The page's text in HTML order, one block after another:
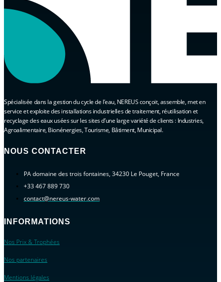
Spécialisée dans la gestion du cycle de l’eau, NEREUS conçoit, assemble, met en
service et exploite des installations industrielles de traitement, réutilisation et
recyclage des eaux usées sur les sites d’une large variété de clients : Industries,
Agroalimentaire, Bionénergies, Tourisme, Bâtiment, Municipal.
NOUS CONTACTER
PA domaine des trois fontaines, 34230 Le Pouget, France
+33 467 889 730
contact@nereus-water.com
INFORMATIONS
Nos Prix & Trophées
Nos partenaires
Mentions légales